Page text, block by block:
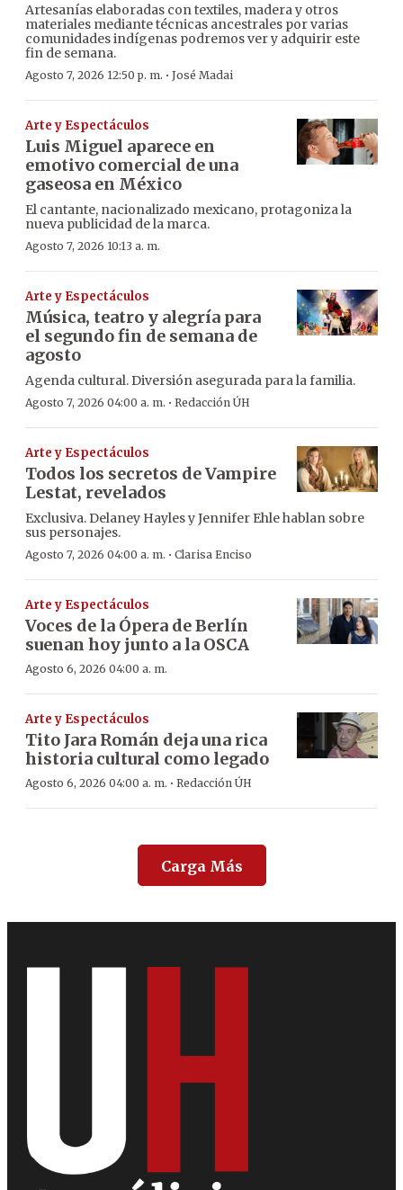
Artesanías elaboradas con textiles, madera y otros
materiales mediante técnicas ancestrales por varias
comunidades indígenas podremos ver y adquirir este
fin de semana.
Agosto 7, 2026 12:50 p. m. · José Madai
Arte y Espectáculos
Luis Miguel aparece en
emotivo comercial de una
gaseosa en México
El cantante, nacionalizado mexicano, protagoniza la
nueva publicidad de la marca.
Agosto 7, 2026 10:13 a. m.
Arte y Espectáculos
Música, teatro y alegría para
el segundo fin de semana de
agosto
Agenda cultural. Diversión asegurada para la familia.
Agosto 7, 2026 04:00 a. m. · Redacción ÚH
Arte y Espectáculos
Todos los secretos de Vampire
Lestat, revelados
Exclusiva. Delaney Hayles y Jennifer Ehle hablan sobre
sus personajes.
Agosto 7, 2026 04:00 a. m. · Clarisa Enciso
Arte y Espectáculos
Voces de la Ópera de Berlín
suenan hoy junto a la OSCA
Agosto 6, 2026 04:00 a. m.
Arte y Espectáculos
Tito Jara Román deja una rica
historia cultural como legado
Agosto 6, 2026 04:00 a. m. · Redacción ÚH
Carga Más